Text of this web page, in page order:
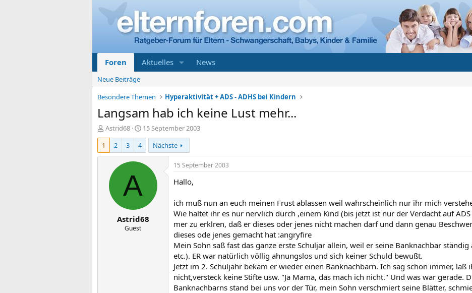
Foren Aktuelles News
Neue Beiträge
Besondere Themen
Hyperaktivität + ADS - ADHS bei Kindern
Langsam hab ich keine Lust mehr...
E
r
t
Astrid68
E
r
t
e
m
15 September 2003
1
2 3 4 Nächste
A
Astrid68
Guest
15 September 2003
Hallo,
ich muß nun an euch meinen Frust ablassen weil wahrscheinlich nur ihr mich
Wie haltet ihr es nur nervlich durch ,einem Kind (bis jetzt ist nur der Verdacht auf
mer zu erklren, daß er dieses oder jenes nicht machen darf und dann genau
dieses ode jenes gemacht hat :angryfire
Mein Sohn saß fast das ganze erste Schuljar allein, weil er seine Banknachbar
etc.). ER war natürlich völlig ahnungslos und sich keiner Schuld bewußt.
Jetzt im 2. Schuljahr bekam er wieder einen Banknachbarn. Ich sag schon immer, laß
nicht,versteck keine Stifte usw. "Ja Mama, das mach ich nicht." Und was war gerade.
Banknachbarns stand bei uns vor der Tür, mein Sohn verschmiert seine Blätter,